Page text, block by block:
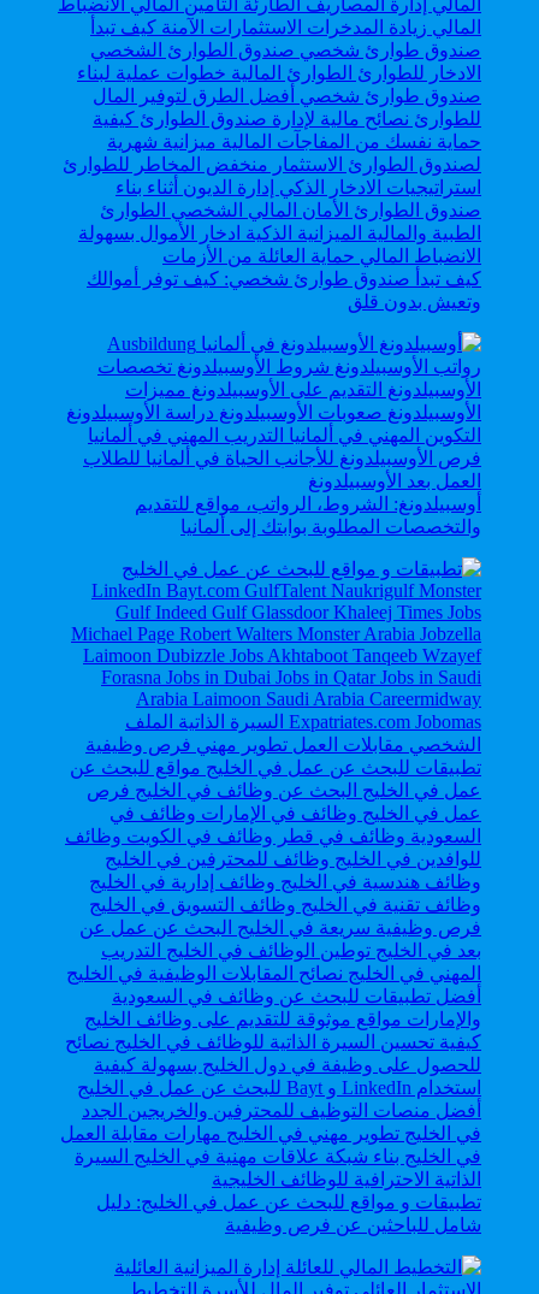
كيف تبدأ صندوق طوارئ شخصي: كيف توفر أموالك
وتعيش بدون قلق
أوسبيلدونغ: الشروط، الرواتب، مواقع للتقديم
والتخصصات المطلوبة بوابتك إلى ألمانيا
تطبيقات و مواقع للبحث عن عمل في الخليج: دليل
شامل للباحثين عن فرص وظيفية